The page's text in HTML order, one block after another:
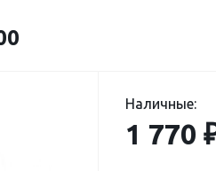
Наличные:
1 770